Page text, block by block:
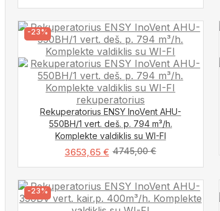
-23%
Rekuperatorius ENSY InoVent AHU-
550BH/1 vert. deš. p. 794 m³/h.
Komplekte valdiklis su WI-FI
3653,65 € 4745,00€
-23%